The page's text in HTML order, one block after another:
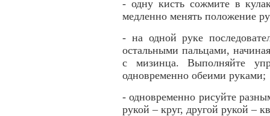
- одну кисть сожмите в
медленно менять положение
- на одной руке
остальными пальцами,
с мизинца. Выполняйте
одновременно обеими руками;
- одновременно рисуйте
рукой – круг, другой рукой –